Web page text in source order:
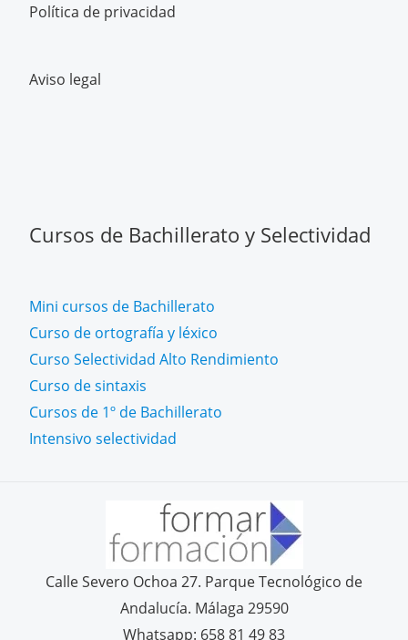
Política de privacidad
Aviso legal
Cursos de Bachillerato y Selectividad
Mini cursos de Bachillerato
Curso de ortografía y léxico
Curso Selectividad Alto Rendimiento
Curso de sintaxis
Cursos de 1º de Bachillerato
Intensivo selectividad
Calle Severo Ochoa 27. Parque Tecnológico de
Andalucía. Málaga 29590
Whatsapp: 658 81 49 83